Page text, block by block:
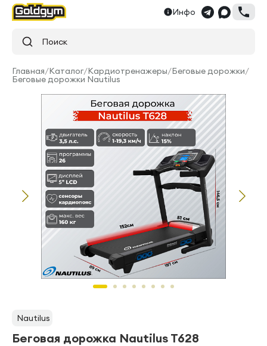
Инфо
Поиск
Главная/Каталог/Кардиотренажеры/Беговые дорожки/
Беговые дорожки Nautilus
Nautilus
Беговая дорожка Nautilus T628